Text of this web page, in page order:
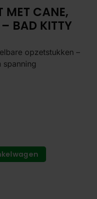
MET CANE,
BAD KITTY
opzetstukken –
spanning